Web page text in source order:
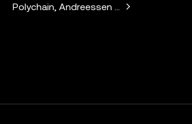
Polychain, Andreessen Horowitz,